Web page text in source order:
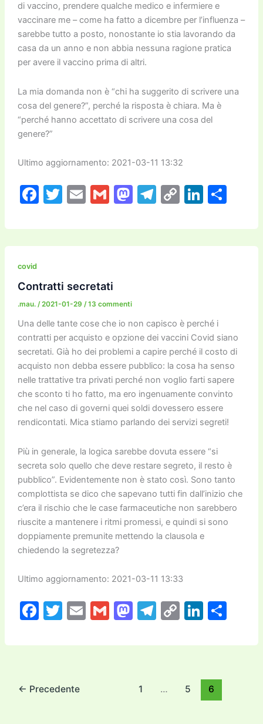
di vaccino, prendere qualche medico e infermiere e
vaccinare me – come ha fatto a dicembre per l’influenza –
sarebbe tutto a posto, nonostante io stia lavorando da
casa da un anno e non abbia nessuna ragione pratica
per avere il vaccino prima di altri.
La mia domanda non è “chi ha suggerito di scrivere una
cosa del genere?”, perché la risposta è chiara. Ma è
“perché hanno accettato di scrivere una cosa del
genere?”
Ultimo aggiornamento: 2021-03-11 13:32
F
c
e
o
o
k
T
itt
er
E
ai
l
G
ai
l
M
st
o
T
e
gr
C
p
y
Li
k
e
C
n
di
covid
Contratti secretati
.mau. /2021-01-29 /13 commenti
Una delle tante cose che io non capisco è perché i
contratti per acquisto e opzione dei vaccini Covid siano
secretati. Già ho dei problemi a capire perché il costo di
acquisto non debba essere pubblico: la cosa ha senso
nelle trattative tra privati perché non voglio farti sapere
che sconto ti ho fatto, ma ero ingenuamente convinto
che nel caso di governi quei soldi dovessero essere
rendicontati. Mica stiamo parlando dei servizi segreti!
Più in generale, la logica sarebbe dovuta essere “si
secreta solo quello che deve restare segreto, il resto è
pubblico”. Evidentemente non è stato così. Sono tanto
complottista se dico che sapevano tutti fin dall’inizio che
c’era il rischio che le case farmaceutiche non sarebbero
riuscite a mantenere i ritmi promessi, e quindi si sono
doppiamente premunite mettendo la clausola e
chiedendo la segretezza?
Ultimo aggiornamento: 2021-03-11 13:33
F
c
b
T
itt
E
ai
G
ai
M
st
d
T
e
a
C
p
Li
Li
k
dI
n
C
n
← Precedente 1 … 5 6